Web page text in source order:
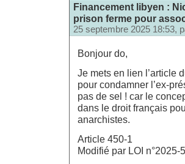
Financement libyen :
prison ferme pour
25 septembre 2025 18:53,
Bonjour do,
Je mets en lien l’article
pour condamner l’ex-
pas de sel ! car le
dans le droit français
anarchistes.
Article 450-1
Modifié par LOI